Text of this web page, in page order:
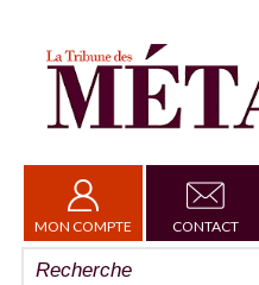
MON COMPTE CONTACT